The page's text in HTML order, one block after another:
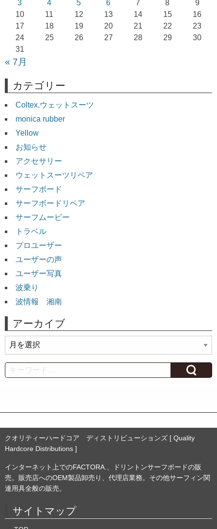
3
4 5 6 7 8
9
10
11 12 13 14 15
16
17
18 19 20 21 22
23
24
25 26 27 28 29
30
31
« 7月
カテゴリー
Coltex.ウェットスーツ
monica rubber
Yellow
お知らせ
アクセサリー
ウェットスーツリペア
サーフボード
サーフボードリペア
サーフムービー
トラベル
プロユーザー
ユーザーの声
ユーザー写真
波乗り
波情報 湘南
アーカイブ
ー
カ
イ
Search
クオリティーハードコア ディストリビューションズ [ Quality
Hardcore Distributions ]
インターネット上でのFACTORA.、ドリントンサーフボードの販
売。販売店へのOEM製品卸売り、代理店業務。その他サーフィン関
連用具全般の販売。
サイトマップ